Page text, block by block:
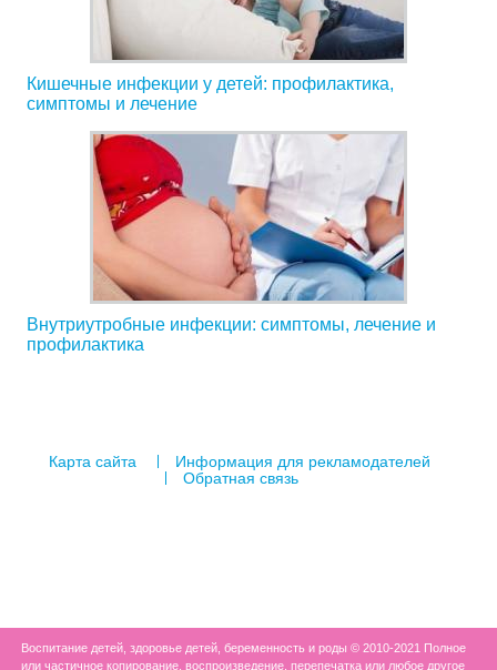
Кишечные инфекции у детей: профилактика,
симптомы и лечение
Внутриутробные инфекции: симптомы, лечение и
профилактика
Карта сайта
Информация для рекламодателей
Обратная связь
Воспитание детей, здоровье детей, беременность и роды © 2010-2021 Полное
или частичное копирование, воспроизведение, перепечатка или любое другое